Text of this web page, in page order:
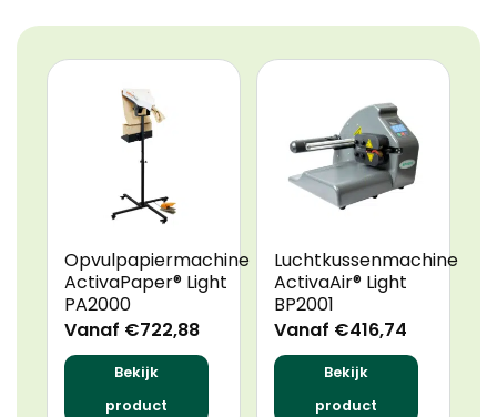
Opvulpapiermachine
ActivaPaper® Light
PA2000
Vanaf €722,88
Bekijk
product
Luchtkussenmachine
ActivaAir® Light
BP2001
Vanaf €416,74
Bekijk
product